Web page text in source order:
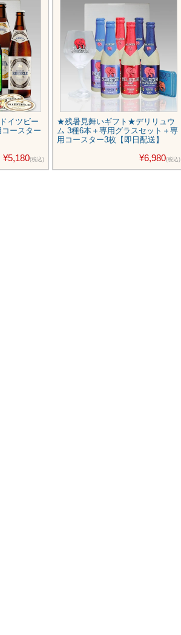
イツビー
ースター
¥5,180(税込)
★残暑見舞いギフト★デリリュウ
ム 3種6本＋専用グラスセット＋専
用コースター3枚【即日配送】
¥6,980(税込)